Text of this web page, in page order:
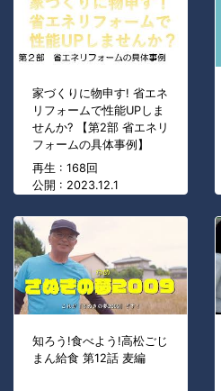
家づくりに物申す! 省エネ
リフォームで性能UPしま
せんか? 【第2部 省エネリ
フォームの具体事例】
再生 : 168回
公開 : 2023.12.1
知ろう!食べよう!高松ごじ
まん給食 第12話 麦編